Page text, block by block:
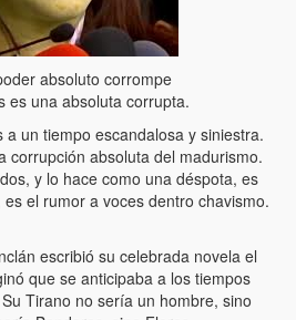
absoluto corrompe
es una absoluta corrupta.
un tiempo escandalosa y siniestra.
corrupción absoluta del madurismo.
y lo hace como una déspota, es
el rumor a voces dentro chavismo.
escribió su celebrada novela el
que se anticipaba a los tiempos
Tirano no sería un hombre, sino